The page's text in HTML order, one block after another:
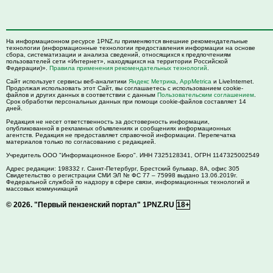
На информационном ресурсе 1PNZ.ru применяются внешние рекомендательные
технологии (информационные технологии предоставления информации на основе
сбора, систематизации и анализа сведений, относящихся к предпочтениям
пользователей сети «Интернет», находящихся на территории Российской
Федерации)». Правила применения рекомендательных технологий
Сайт использует сервисы веб-аналитики Яндекс Метрика AppMetrica и LiveInternet.
Продолжая использовать этот Сайт, вы соглашаетесь с использованием cookie-
файлов и других данных в соответствии с данным Пользовательским соглашением
Срок обработки персональных данных при помощи cookie-файлов составляет 14
дней.
Редакция не несет ответственность за достоверность информации,
опубликованной в рекламных объявлениях и сообщениях информационных
агентств. Редакция не предоставляет справочной информации. Перепечатка
материалов только по согласованию с редакцией.
Учредитель ООО "Информационное Бюро". ИНН 7325128341, ОГРН 1147325002549
Адрес редакции: 198332 г. Санкт-Петербург, Брестский бульвар, 8А, офис 305
Свидетельство о регистрации СМИ ЭЛ № ФС 77 – 75998 выдано 13.06.2019г.
Федеральной службой по надзору в сфере связи, информационных технологий и
массовых коммуникаций
© 2026. "Первый пензенский портал" 1PNZ.RU 18+